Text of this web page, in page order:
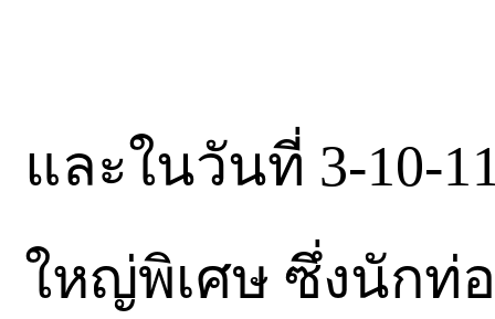
และในวันที่ 3-10-
ใหญ่พิเศษ ซึ่งนักท่